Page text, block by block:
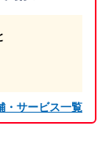
・サービス一覧